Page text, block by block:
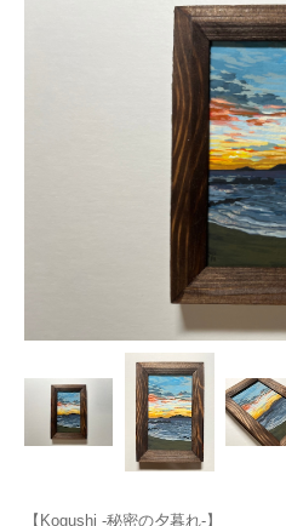
【Kogushi -秘密の夕暮れ-】